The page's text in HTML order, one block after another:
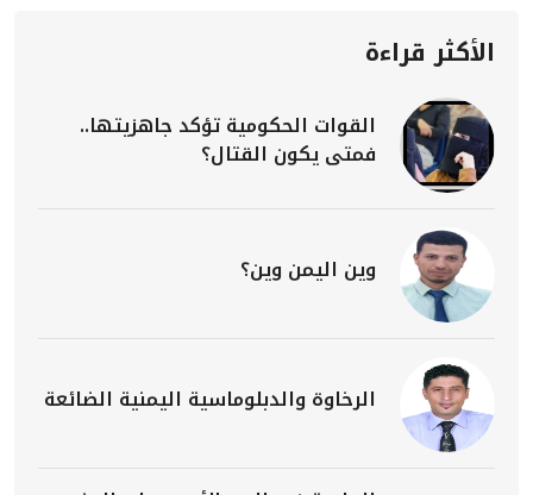
الأكثر قراءة
القوات الحكومية تؤكد جاهزيتها..
فمتى يكون القتال؟
وين اليمن وين؟
الرخاوة والدبلوماسية اليمنية الضائعة